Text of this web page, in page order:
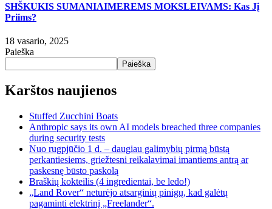
SHŠKUKIS SUMANIAIMEREMS MOKSLEIVAMS: Kas Jį
Priims?
18 vasario, 2025
Paieška
Paieška
Karštos naujienos
Stuffed Zucchini Boats
Anthropic says its own AI models breached three companies
during security tests
Nuo rugpjūčio 1 d. – daugiau galimybių pirmą būstą
perkantiesiems, griežtesni reikalavimai imantiems antrą ar
paskesnę būsto paskolą
Braškių kokteilis (4 ingredientai, be ledo!)
„Land Rover“ neturėjo atsarginių pinigų, kad galėtų
pagaminti elektrinį „Freelander“.